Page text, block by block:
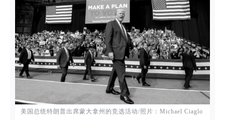
美国总统特朗普出席蒙大拿州的竞选活动/照片：Michael Ciaglo